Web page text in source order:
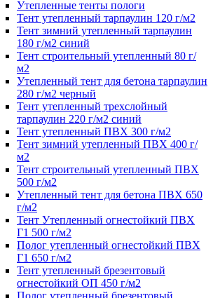
Утепленные тенты пологи
Тент утепленный тарпаулин 120 г/м2
Тент зимний утепленный тарпаулин
180 г/м2 синий
Тент строительный утепленный 80 г/
м2
Утепленный тент для бетона тарпаулин
280 г/м2 черный
Тент утепленный трехслойный
тарпаулин 220 г/м2 синий
Тент утепленный ПВХ 300 г/м2
Тент зимний утепленный ПВХ 400 г/
м2
Тент строительный утепленный ПВХ
500 г/м2
Утепленный тент для бетона ПВХ 650
г/м2
Тент Утепленный огнестойкий ПВХ
Г1 500 г/м2
Полог утепленный огнестойкий ПВХ
Г1 650 г/м2
Тент утепленный брезентовый
огнестойкий ОП 450 г/м2
Полог утепленный брезентовый